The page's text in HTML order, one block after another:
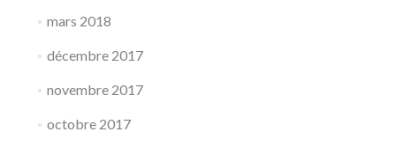
mars 2018
décembre 2017
novembre 2017
octobre 2017